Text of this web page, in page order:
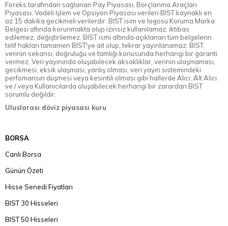
Foreks tarafından sağlanan Pay Piyasası, Borçlanma Araçları
Piyasası, Vadeli İşlem ve Opsiyon Piyasası verileri BIST kaynaklı en
az 15 dakika gecikmeli verilerdir. BIST isim ve logosu Koruma Marka
Belgesi altında korunmakta olup izinsiz kullanılamaz, iktibas
edilemez, değiştirilemez. BIST ismi altında açıklanan tüm belgelerin
telif hakları tamamen BIST'ye ait olup, tekrar yayınlanamaz. BIST,
verinin sekansı, doğruluğu ve tamlığı konusunda herhangi bir garanti
vermez. Veri yayınında oluşabilecek aksaklıklar, verinin ulaşmaması,
gecikmesi, eksik ulaşması, yanlış olması, veri yayın sistemindeki
perfomansın düşmesi veya kesintili olması gibi hallerde Alıcı, Alt Alıcı
ve / veya Kullanıcılarda oluşabilecek herhangi bir zarardan BIST
sorumlu değildir.
Uluslarası döviz piyasası kuru
BORSA
Canlı Borsa
Günün Özeti
Hisse Senedi Fiyatları
BIST 30 Hisseleri
BIST 50 Hisseleri